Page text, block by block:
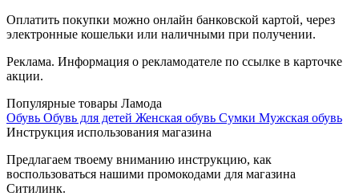
Оплатить покупки можно онлайн банковской картой, через
электронные кошельки или наличными при получении.
Реклама. Информация о рекламодателе по ссылке в карточке
акции.
Популярные товары Ламода
Обувь Обувь для детей Женская обувь Сумки Мужская обувь
Инструкция использования магазина
Предлагаем твоему вниманию инструкцию, как
воспользоваться нашими промокодами для магазина
Ситилинк.